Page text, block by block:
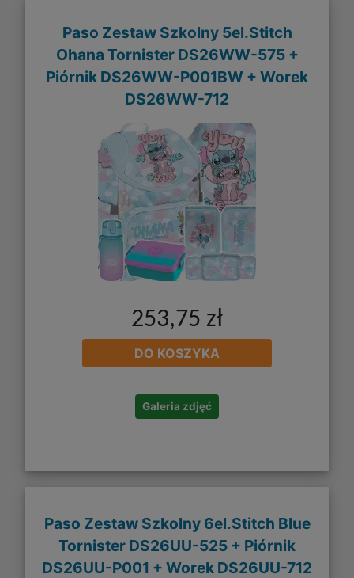
Paso Zestaw Szkolny 5el.Stitch
Ohana Tornister DS26WW-575 +
Piórnik DS26WW-P001BW + Worek
DS26WW-712
253,75 zł
DO KOSZYKA
Galeria zdjęć
Paso Zestaw Szkolny 6el.Stitch Blue
Tornister DS26UU-525 + Piórnik
DS26UU-P001 + Worek DS26UU-712